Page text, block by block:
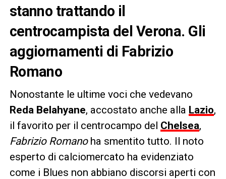
stanno trattando il
centrocampista del Verona. Gli
aggiornamenti di Fabrizio
Romano
Nonostante le ultime voci che vedevano
Reda Belahyane, accostato anche alla Lazio,
il favorito per il centrocampo del Chelsea,
Fabrizio Romanoha smentito tutto. Il noto
esperto di calciomercato ha evidenziato
come i Blues non abbiano discorsi aperti con